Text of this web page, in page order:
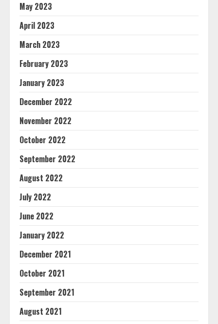
May 2023
April 2023
March 2023
February 2023
January 2023
December 2022
November 2022
October 2022
September 2022
August 2022
July 2022
June 2022
January 2022
December 2021
October 2021
September 2021
August 2021